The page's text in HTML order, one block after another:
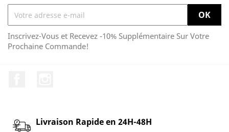
Inscrivez-Vous et Recevez -10% Supplémentaire Sur Votre
Prochaine Commande!
Livraison Rapide en 24H-48H